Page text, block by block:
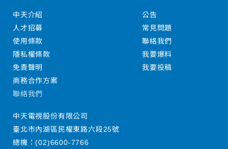
中天介紹
人才招募
使用條款
隱私權條款
免責聲明
商務合作方案
公告
常見問題
聯絡我們
我要爆料
我要投稿
聯絡我們
中天電視股份有限公司
臺北市內湖區民權東路六段25號
總機：(02)6600-7766